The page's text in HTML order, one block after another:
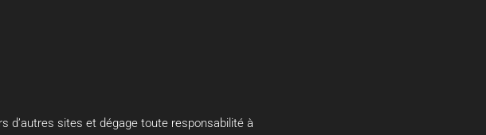
d’autres sites et dégage toute responsabilité à